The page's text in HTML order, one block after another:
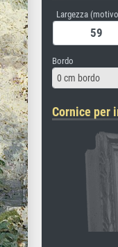
Largezza
Bordo
0 cm bordo
Cornice per